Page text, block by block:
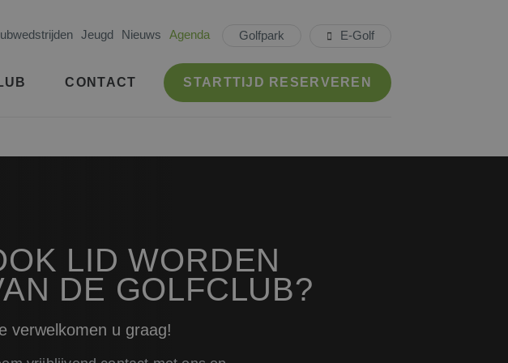
Jeugd Nieuws Agenda Golfpark E-Golf
CONTACT STARTTIJD RESERVEREN
LID WORDEN
DE GOLFCLUB?
verwelkomen u graag!